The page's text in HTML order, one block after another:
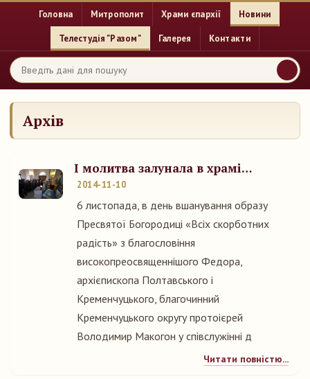
Головна Митрополит Храми єпархії Новини
Телестудія "Разом" Галерея Контакти
Архів
І молитва залунала в храмі…
2014-11-10
6 листопада, в день вшанування образу
Пресвятої Богородиці «Всіх скорботних
радість» з благословіння
високопреосвященнішого Федора,
архієпископа Полтавського і
Кременчуцького, благочинний
Кременчуцького округу протоієрей
Володимир Макогон у співслужінні д
Читати повністю...